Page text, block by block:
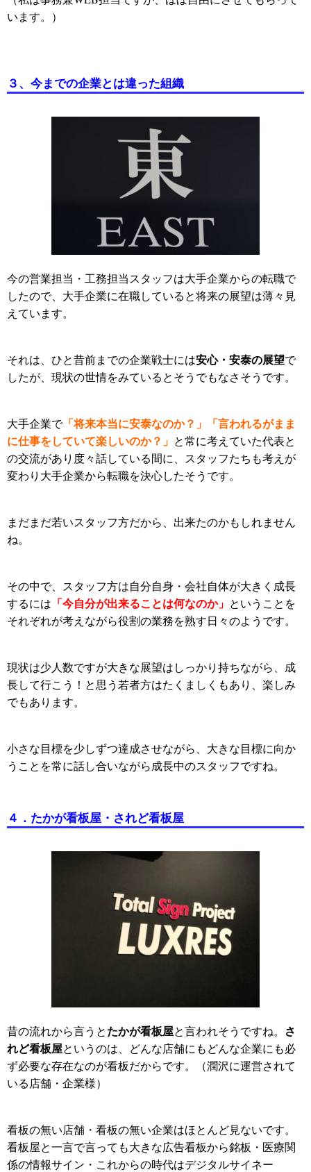
います。）
３、今までの企業とは違った組織
今の営業担当・工務担当スタッフは大手企業からの転職で
したので、大手企業に在職していると将来の展望は薄々見
えています。
それは、ひと昔前までの企業戦士には安心・安泰の展望で
したが、現状の世情をみているとそうでもなさそうです。
大手企業で「将来本当に安泰なのか？」「言われるがまま
に仕事をしていて楽しいのか？」 と常に考えていた代表と
の交流があり度々話している間に、スタッフたちも考えが
変わり大手企業から転職を決心したそうです。
まだまだ若いスタッフ方だから、出来たのかもしれません
ね。
その中で、スタッフ方は自分自身・会社自体が大きく成長
するには 「今自分が出来ることは何なのか」 ということを
それぞれが考えながら役割の業務を熟す日々のようです。
現状は少人数ですが大きな展望はしっかり持ちながら、成
長して行こう！と思う若者方はたくましくもあり、楽しみ
でもあります。
小さな目標を少しずつ達成させながら、大きな目標に向か
うことを常に話し合いながら成長中のスタッフですね。
４．たかが看板屋・されど看板屋
昔の流れから言うとたかが看板屋と言われそうですね。 さ
れど看板屋というのは、どんな店舗にもどんな企業にも必
ず必要な存在なのが看板だからです。（潤沢に運営されて
いる店舗・企業様）
看板の無い店舗・看板の無い企業はほとんど見ないです。
看板屋と一言で言っても大きな広告看板から銘板・医療関
係の情報サイン・これからの時代はデジタルサイネー